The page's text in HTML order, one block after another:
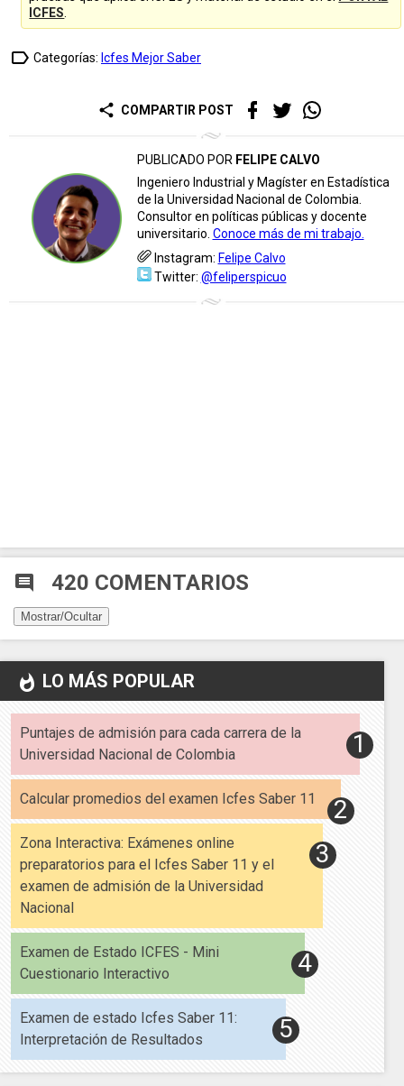
ICFES
label_outline Categorías: Icfes Mejor Saber
share COMPARTIR POST
PUBLICADO POR FELIPE CALVO
Ingeniero Industrial y Magíster en Estadística
de la Universidad Nacional de Colombia.
Consultor en políticas públicas y docente
universitario. Conoce más de mi trabajo.
Instagram: Felipe Calvo
Twitter: @feliperspicuo
comment 420 COMENTARIOS
Mostrar/Ocultar
whatshot LO MÁS POPULAR
Puntajes de admisión para cada carrera de la
Universidad Nacional de Colombia
Calcular promedios del examen Icfes Saber 11
Zona Interactiva: Exámenes online
preparatorios para el Icfes Saber 11 y el
examen de admisión de la Universidad
Nacional
Examen de Estado ICFES - Mini
Cuestionario Interactivo
Examen de estado Icfes Saber 11:
Interpretación de Resultados